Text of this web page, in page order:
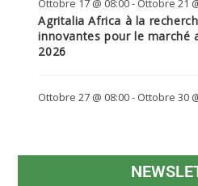
Ottobre 17 @ 08:00- Ottobre 21
Agritalia Africa à la
innovantes pour le marché
2026
Ottobre 27 @ 08:00- Ottobre 30